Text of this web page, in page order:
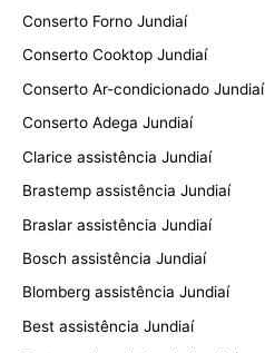
Conserto Forno Jundiaí
Conserto Cooktop Jundiaí
Conserto Ar-condicionado Jundiaí
Conserto Adega Jundiaí
Clarice assistência Jundiaí
Brastemp assistência Jundiaí
Braslar assistência Jundiaí
Bosch assistência Jundiaí
Blomberg assistência Jundiaí
Best assistência Jundiaí